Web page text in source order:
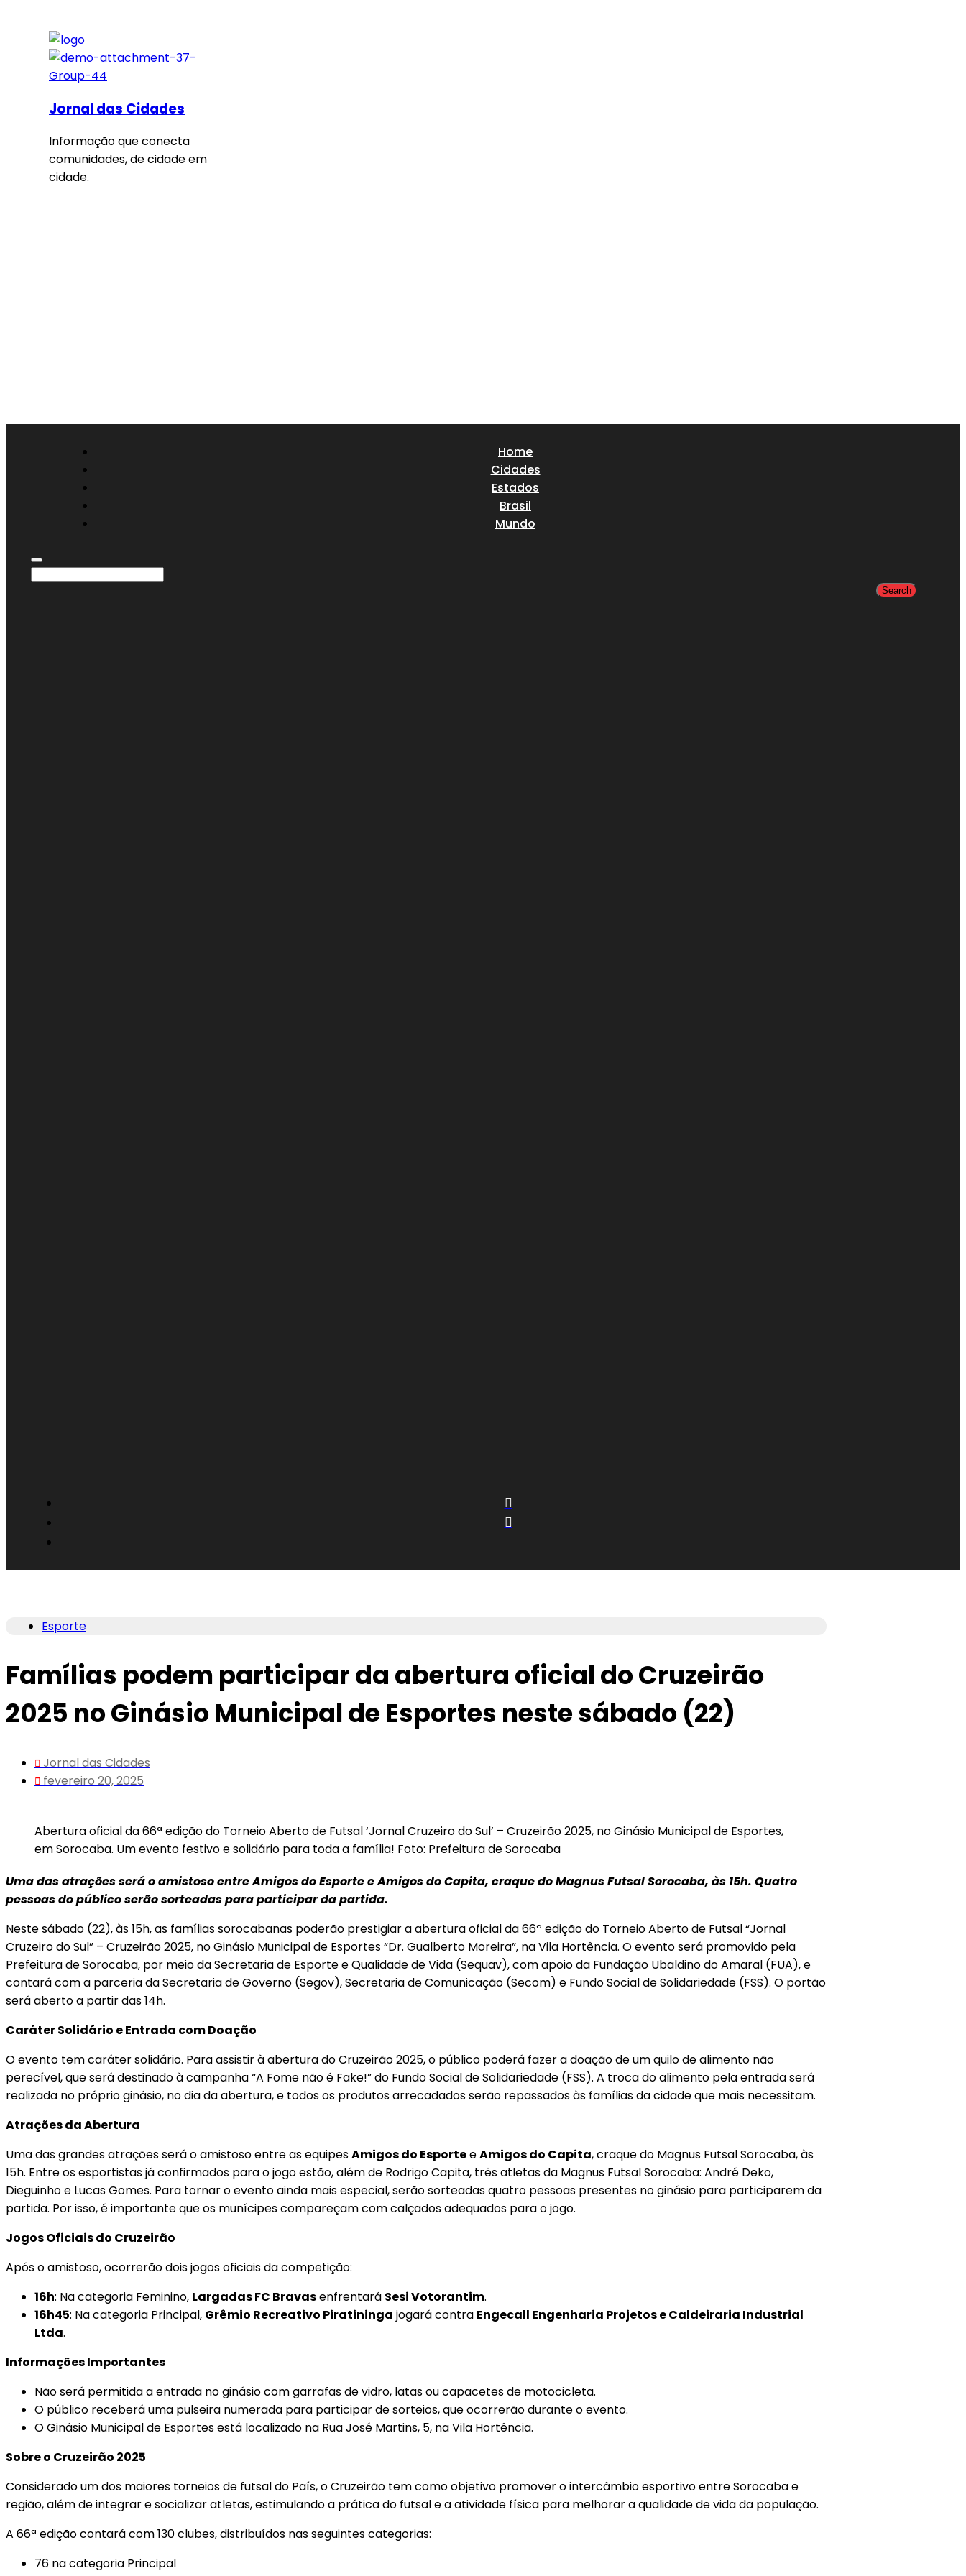
Jornal das Cidades
Informação que conecta
comunidades, de cidade em
cidade.
Home
Cidades
Estados
Brasil
Mundo
Esporte
Famílias podem participar da abertura oficial do Cruzeirão
2025 no Ginásio Municipal de Esportes neste sábado (22)
Jornal das Cidades
fevereiro 20, 2025
Abertura oficial da 66ª edição do Torneio Aberto de Futsal ‘Jornal Cruzeiro do Sul’ – Cruzeirão 2025, no Ginásio Municipal de Esportes,
em Sorocaba. Um evento festivo e solidário para toda a família! Foto: Prefeitura de Sorocaba
Uma das atrações será o amistoso entre Amigos do Esporte e Amigos do Capita, craque do Magnus Futsal Sorocaba, às 15h. Quatro
pessoas do público serão sorteadas para participar da partida.
Neste sábado (22), às 15h, as famílias sorocabanas poderão prestigiar a abertura oficial da 66ª edição do Torneio Aberto de Futsal “Jornal
Cruzeiro do Sul” – Cruzeirão 2025, no Ginásio Municipal de Esportes “Dr. Gualberto Moreira”, na Vila Hortência. O evento será promovido pela
Prefeitura de Sorocaba, por meio da Secretaria de Esporte e Qualidade de Vida (Sequav), com apoio da Fundação Ubaldino do Amaral (FUA), e
contará com a parceria da Secretaria de Governo (Segov), Secretaria de Comunicação (Secom) e Fundo Social de Solidariedade (FSS). O portão
será aberto a partir das 14h.
Caráter Solidário e Entrada com Doação
O evento tem caráter solidário. Para assistir à abertura do Cruzeirão 2025, o público poderá fazer a doação de um quilo de alimento não
perecível, que será destinado à campanha “A Fome não é Fake!” do Fundo Social de Solidariedade (FSS). A troca do alimento pela entrada será
realizada no próprio ginásio, no dia da abertura, e todos os produtos arrecadados serão repassados às famílias da cidade que mais necessitam.
Atrações da Abertura
Uma das grandes atrações será o amistoso entre as equipesAmigos do EsporteeAmigos do Capita, craque do Magnus Futsal Sorocaba, às
15h. Entre os esportistas já confirmados para o jogo estão, além de Rodrigo Capita, três atletas da Magnus Futsal Sorocaba: André Deko,
Dieguinho e Lucas Gomes. Para tornar o evento ainda mais especial, serão sorteadas quatro pessoas presentes no ginásio para participarem da
partida. Por isso, é importante que os munícipes compareçam com calçados adequados para o jogo.
Jogos Oficiais do Cruzeirão
Após o amistoso, ocorrerão dois jogos oficiais da competição:
16h: Na categoria Feminino, Largadas FC Bravasenfrentará Sesi Votorantim.
16h45: Na categoria Principal, Grêmio Recreativo Piratininga jogará contra Engecall Engenharia Projetos e Caldeiraria Industrial
Ltda.
Informações Importantes
Não será permitida a entrada no ginásio com garrafas de vidro, latas ou capacetes de motocicleta.
O público receberá uma pulseira numerada para participar de sorteios, que ocorrerão durante o evento.
O Ginásio Municipal de Esportes está localizado na Rua José Martins, 5, na Vila Hortência.
Sobre o Cruzeirão 2025
Considerado um dos maiores torneios de futsal do País, o Cruzeirão tem como objetivo promover o intercâmbio esportivo entre Sorocaba e
região, além de integrar e socializar atletas, estimulando a prática do futsal e a atividade física para melhorar a qualidade de vida da população.
A 66ª edição contará com 130 clubes, distribuídos nas seguintes categorias:
76 na categoria Principal